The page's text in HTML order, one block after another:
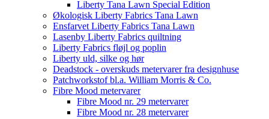
Liberty Tana Lawn Special Edition
Økologisk Liberty Fabrics Tana Lawn
Ensfarvet Liberty Fabrics Tana Lawn
Lasenby Liberty Fabrics quiltning
Liberty Fabrics fløjl og poplin
Liberty uld, silke og hør
Deadstock - overskuds metervarer fra designhuse
Patchworkstof bl.a. William Morris & Co.
Fibre Mood metervarer
Fibre Mood nr. 29 metervarer
Fibre Mood nr. 28 metervarer